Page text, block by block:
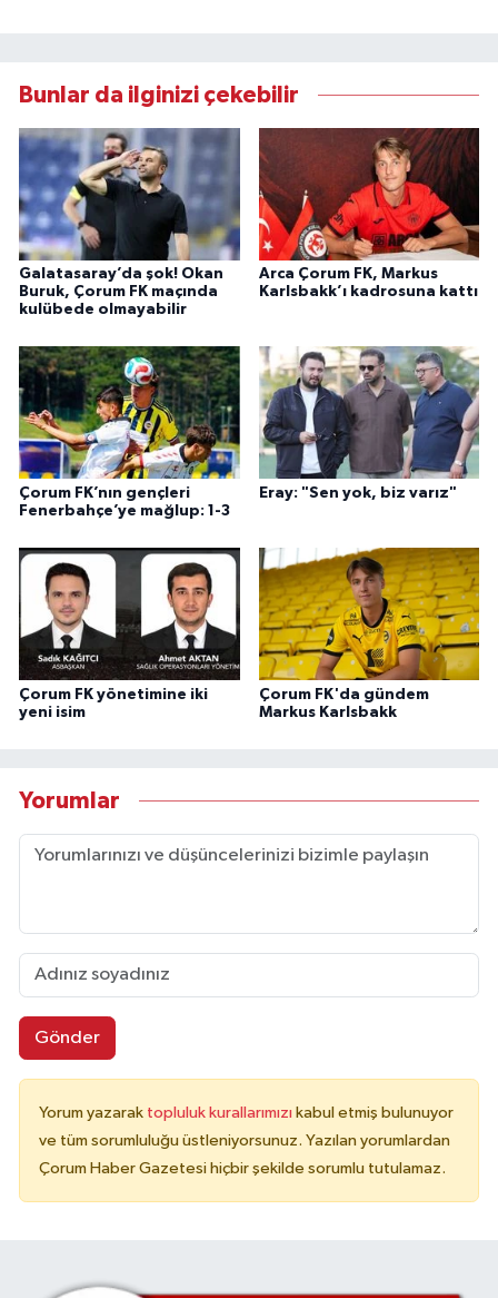
Bunlar da ilginizi çekebilir
Galatasaray’da şok! Okan
Buruk, Çorum FK maçında
kulübede olmayabilir
Arca Çorum FK, Markus
Karlsbakk’ı kadrosuna kattı
Çorum FK’nın gençleri
Fenerbahçe’ye mağlup: 1-3
Eray: "Sen yok, biz varız"
Çorum FK yönetimine iki
yeni isim
Çorum FK'da gündem
Markus Karlsbakk
Yorumlar
Gönder
Yorum yazarak topluluk kurallarımızı kabul etmiş bulunuyor
ve tüm sorumluluğu üstleniyorsunuz. Yazılan yorumlardan
Çorum Haber Gazetesi hiçbir şekilde sorumlu tutulamaz.